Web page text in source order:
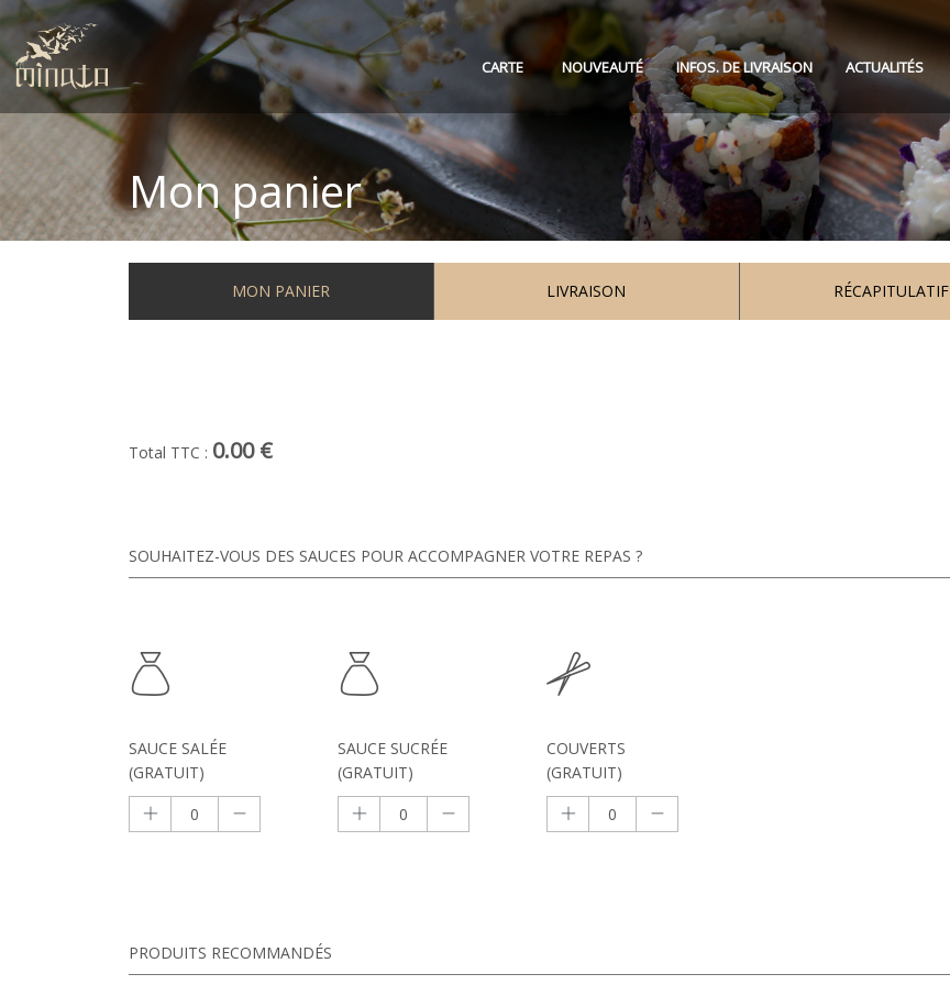
CARTE NOUVEAUTÉ INFOS. DE LIVRAISON ACTUALITÉS
Mon panier
MON PANIER LIVRAISON RÉCAPITULATIF
Total TTC : 0.00 €
SOUHAITEZ-VOUS DES SAUCES POUR ACCOMPAGNER VOTRE REPAS ?
SAUCE SALÉE
(GRATUIT)
SAUCE SUCRÉE
(GRATUIT)
COUVERTS
(GRATUIT)
PRODUITS RECOMMANDÉS